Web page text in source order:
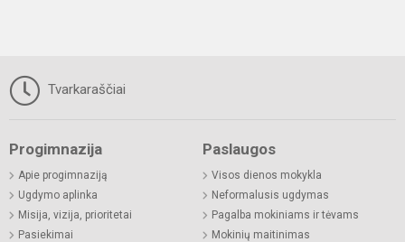
Tvarkaraščiai
Progimnazija
Apie progimnaziją
Ugdymo aplinka
Misija, vizija, prioritetai
Pasiekimai
Paslaugos
Visos dienos mokykla
Neformalusis ugdymas
Pagalba mokiniams ir tėvams
Mokinių maitinimas